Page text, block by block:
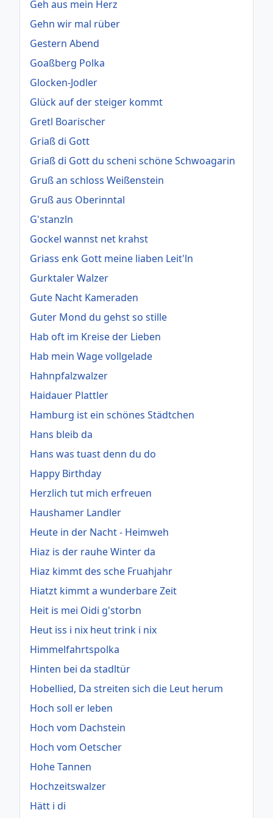
Geh aus mein Herz
Gehn wir mal rüber
Gestern Abend
Goaßberg Polka
Glocken-Jodler
Glück auf der steiger kommt
Gretl Boarischer
Griaß di Gott
Griaß di Gott du scheni schöne Schwoagarin
Gruß an schloss Weißenstein
Gruß aus Oberinntal
G'stanzln
Gockel wannst net krahst
Griass enk Gott meine liaben Leit'ln
Gurktaler Walzer
Gute Nacht Kameraden
Guter Mond du gehst so stille
Hab oft im Kreise der Lieben
Hab mein Wage vollgelade
Hahnpfalzwalzer
Haidauer Plattler
Hamburg ist ein schönes Städtchen
Hans bleib da
Hans was tuast denn du do
Happy Birthday
Herzlich tut mich erfreuen
Haushamer Landler
Heute in der Nacht - Heimweh
Hiaz is der rauhe Winter da
Hiaz kimmt des sche Fruahjahr
Hiatzt kimmt a wunderbare Zeit
Heit is mei Oidi g'storbn
Heut iss i nix heut trink i nix
Himmelfahrtspolka
Hinten bei da stadltür
Hobellied, Da streiten sich die Leut herum
Hoch soll er leben
Hoch vom Dachstein
Hoch vom Oetscher
Hohe Tannen
Hochzeitswalzer
Hätt i di